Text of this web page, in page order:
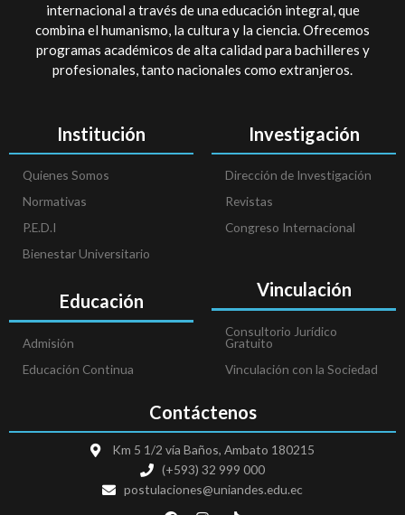
internacional a través de una educación integral, que
combina el humanismo, la cultura y la ciencia. Ofrecemos
programas académicos de alta calidad para bachilleres y
profesionales, tanto nacionales como extranjeros.
Institución
Quienes Somos
Normativas
P.E.D.I
Bienestar Universitario
Educación
Admisión
Educación Continua
Investigación
Dirección de Investigación
Revistas
Congreso Internacional
Vinculación
Consultorio Jurídico
Gratuito
Vinculación con la Sociedad
Contáctenos
Km 5 1/2 vía Baños, Ambato 180215
(+593) 32 999 000
postulaciones@uniandes.edu.ec
F I T